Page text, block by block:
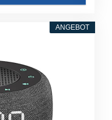
ANGEBOT